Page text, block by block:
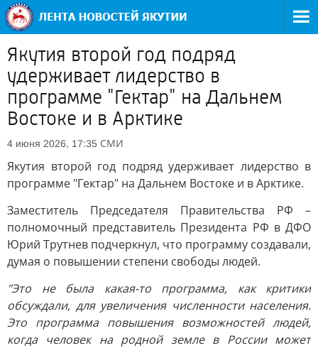
Якутия второй год подряд
удерживает лидерство в
программе "Гектар" на Дальнем
Востоке и в Арктике
4 июня 2026, 17:35 СМИ
Якутия второй год подряд удерживает лидерство в
программе "Гектар" на Дальнем Востоке и в Арктике.
Заместитель Председателя Правительства РФ –
полномочный представитель Президента РФ в ДФО
Юрий Трутнев подчеркнул, что программу создавали,
думая о повышении степени свободы людей.
"Это не была какая-то программа, как критики
обсуждали, для увеличения численности населения.
Это программа повышения возможностей людей,
когда человек на родной земле в России может